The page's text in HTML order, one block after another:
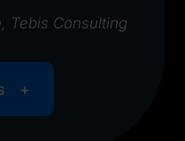
Tebis Consulting